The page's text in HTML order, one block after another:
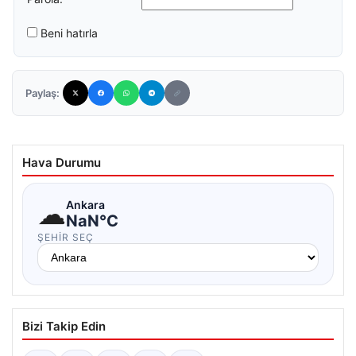
Beni hatırla
Paylaş:
Hava Durumu
☁Ankara
NaN°C
ŞEHIR SEÇ
Bizi Takip Edin